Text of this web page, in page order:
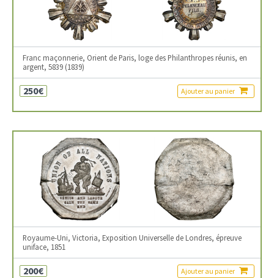
Franc maçonnerie, Orient de Paris, loge des Philanthropes réunis, en
argent, 5839 (1839)
250€ Ajouter au panier
Royaume-Uni, Victoria, Exposition Universelle de Londres, épreuve
uniface, 1851
200€ Ajouter au panier